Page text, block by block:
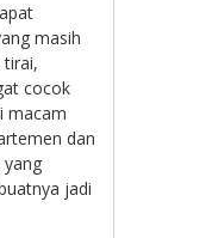
masih
tirai,
cocok
macam
dan
yang
jadi